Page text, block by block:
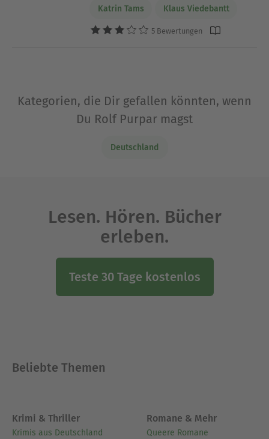
Katrin Tams Klaus Viedebantt
5 Bewertungen
Kategorien, die Dir gefallen könnten, wenn
Du Rolf Purpar magst
Deutschland
Lesen. Hören. Bücher
erleben.
Teste 30 Tage kostenlos
Beliebte Themen
Krimi & Thriller
Krimis aus Deutschland
Romane & Mehr
Queere Romane